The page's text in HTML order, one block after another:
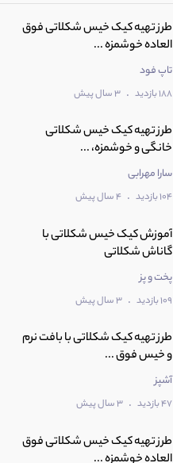
طرز تهیه کیک خیس شکلاتی فوق
العاده خوشمزه ...
تاپ فود
188 بازدید . 3 سال پیش
طرز تهیه کیک خیس شکلاتی
خانگی و خوشمزه، ...
سارا مهرابی
104 بازدید . 4 سال پیش
آموزش کیک خیس شکلاتی با
گاناش شکلاتی
پخت و پز
109 بازدید . 3 سال پیش
طرز تهیه کیک شکلاتی با بافت نرم
و خیس فوق ...
آشپز
47 بازدید . 3 سال پیش
طرز تهیه کیک خیس شکلاتی فوق